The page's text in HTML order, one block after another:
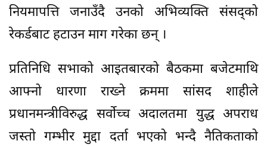
नियमापत्ति जनाउँदै उनको अभिव्यक्ति संसद्को
रेकर्डबाट हटाउन माग गरेका छन् ।
प्रतिनिधि सभाको आइतबारको बैठकमा बजेटमाथि
आफ्नो धारणा राख्ने क्रममा सांसद शाहीले
प्रधानमन्त्रीविरुद्ध सर्वोच्च अदालतमा युद्ध अपराध
जस्तो गम्भीर मुद्दा दर्ता भएको भन्दै नैतिकताको